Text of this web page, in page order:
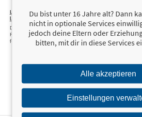
10,00 €
LOL – Die ultimative Nicht-
lachen-Challenge
Das Kartenspiel. Mit den besten Witzen,
Flachwitzen, Scherzfragen. Partyspiel
für Kinder und Erwachsene. Ab 8 …
Emmi kocht
75
Rezepte
Du bist unter 16 Jahre alt? Dann
nicht in optionale Services
jedoch deine Eltern oder
bitten, mit dir in diese Services
Alle akzeptieren
Einstellungen